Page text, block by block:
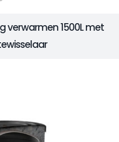
verwarmen 1500L met